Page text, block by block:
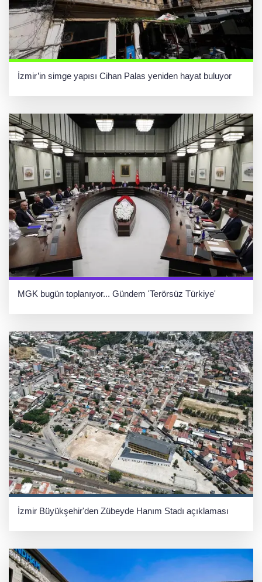
İzmir’in simge yapısı Cihan Palas yeniden hayat buluyor
MGK bugün toplanıyor... Gündem 'Terörsüz Türkiye'
İzmir Büyükşehir'den Zübeyde Hanım Stadı açıklaması